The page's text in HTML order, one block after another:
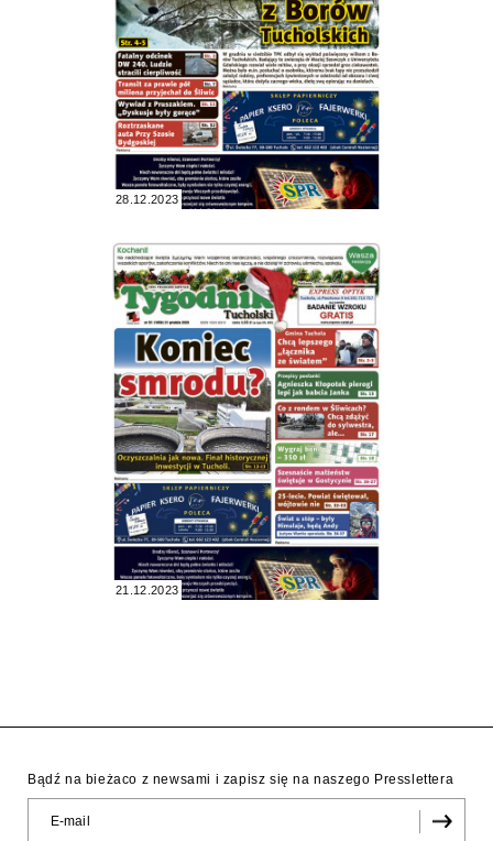
28.12.2023
21.12.2023
Bądź na bieżaco z newsami i zapisz się na naszego Presslettera